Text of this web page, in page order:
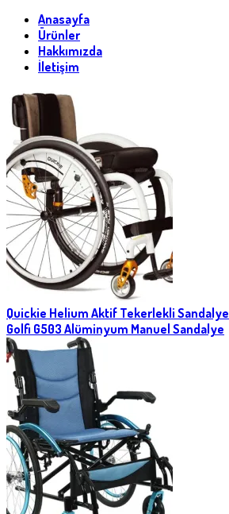
Anasayfa
Ürünler
Hakkımızda
İletişim
Quickie Helium Aktif Tekerlekli Sandalye
Golfi G503 Alüminyum Manuel Sandalye